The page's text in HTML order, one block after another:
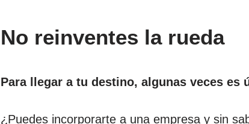
No reinventes la rueda
Para llegar a tu destino, algunas veces es
¿Puedes incorporarte a una empresa y sin